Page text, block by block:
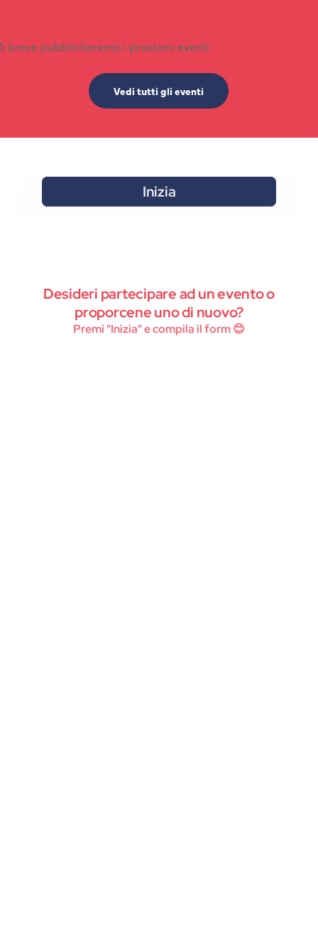
breve pubblicheremo i prossimi eventi
Vedi tutti gli eventi